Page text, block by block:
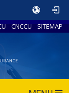
CNCCU SITEMAP